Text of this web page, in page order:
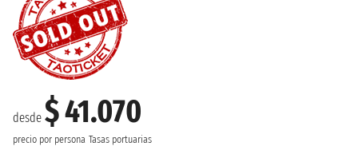
desde $ 41.070
precio por persona Tasas portuarias